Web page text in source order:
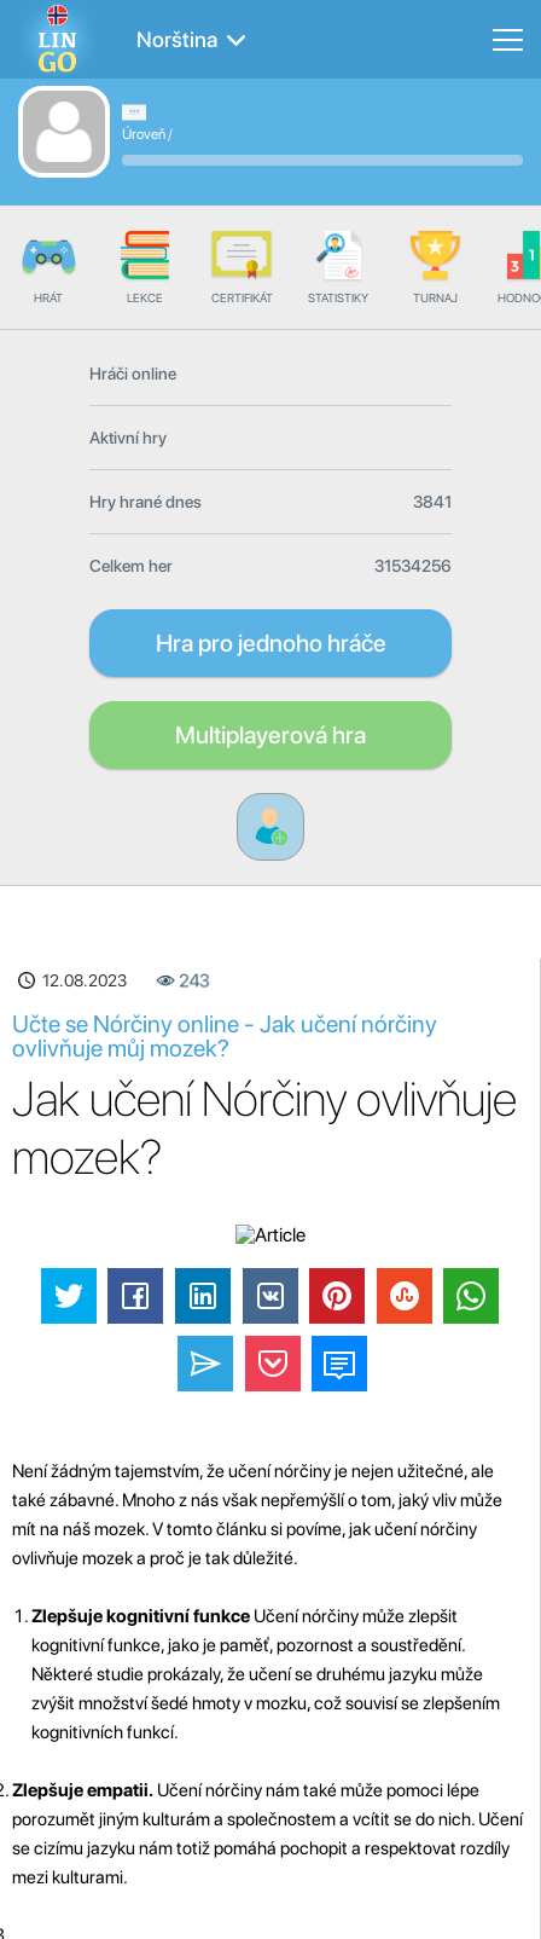
Norština
Úroveň/
HRÁT LEKCE CERTIFIKÁT STATISTIKY TURNAJ
Hráči online
Aktivní hry
Hry hrané dnes 3841
Celkem her 31534256
Hra pro jednoho hráče
Multiplayerová hra
12.08.2023 243
Učte se Nórčiny online - Jak učení nórčiny
ovlivňuje můj mozek?
Jak učení Nórčiny ovlivňuje
mozek?
Není žádným tajemstvím, že učení nórčiny je nejen užitečné, ale
také zábavné. Mnoho z nás však nepřemýšlí o tom, jaký vliv může
mít na náš mozek. V tomto článku si povíme, jak učení nórčiny
ovlivňuje mozek a proč je tak důležité.
Zlepšuje kognitivní funkce Učení nórčiny může zlepšit
kognitivní funkce, jako je paměť, pozornost a soustředění.
Některé studie prokázaly, že učení se druhému jazyku může
zvýšit množství šedé hmoty v mozku, což souvisí se zlepšením
kognitivních funkcí.
Zlepšuje empatii. Učení nórčiny nám také může pomoci lépe
porozumět jiným kulturám a společnostem a vcítit se do nich. Učení
se cizímu jazyku nám totiž pomáhá pochopit a respektovat rozdíly
mezi kulturami.